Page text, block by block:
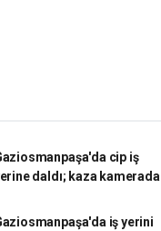
cip iş
daldı; kaza kamerada
iş yerini